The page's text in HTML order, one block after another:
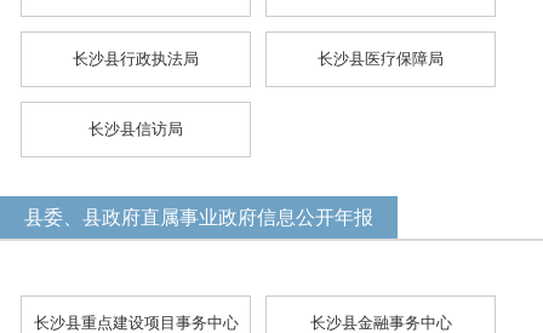
长沙县行政执法局 长沙县医疗保障局
长沙县信访局
县委、县政府直属事业政府信息公开年报
长沙县重点建设项目事务中心 长沙县金融事务中心